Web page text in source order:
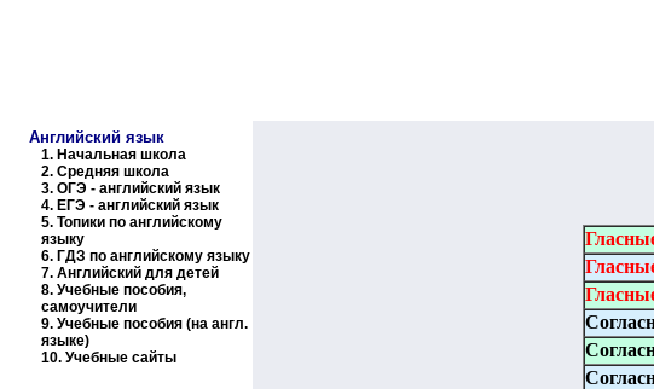
Английский язык
1. Начальная школа
2. Средняя школа
3. ОГЭ - английский язык
4. ЕГЭ - английский язык
5. Топики по английскому
языку
6. ГДЗ по английскому языку
7. Английский для детей
8. Учебные пособия,
самоучители
9. Учебные пособия (на англ.
языке)
10. Учебные сайты